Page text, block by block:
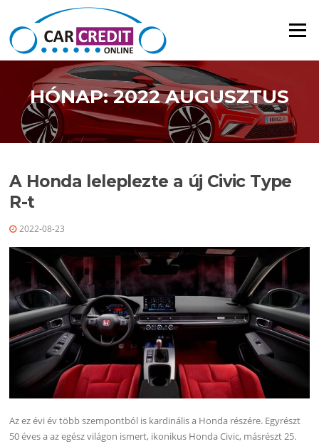
Ugrás a tartalomra
Menü
HÓNAP: 2022 AUGUSZTUS
A Honda leleplezte a új Civic Type
R-t
2022-08-23
Az ez évi év több szempontból is kardinális a Honda részére. Egyrészt
50 éves a az egész világon ismert, ikonikus Honda Civic, másrészt 25.